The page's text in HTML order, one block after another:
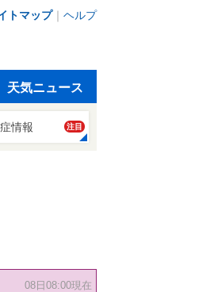
トマップ｜ ヘルプ
天気ニュース
情報 注目
08日08:00現在